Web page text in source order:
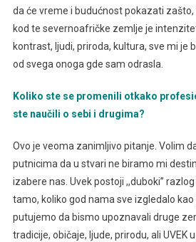
da će vreme i budućnost pokazati
kod te severnoafričke zemlje je
kontrast, ljudi, priroda, kultura, sve mi je
od svega onoga gde sam odrasla.
Koliko ste se promenili otkako
ste naučili o sebi i drugima?
Ovo je veoma zanimljivo pitanje. Volim
putnicima da u stvari ne biramo mi
izabere nas. Uvek postoji ,,duboki’’
tamo, koliko god nama sve izgledalo kao
putujemo da bismo upoznavali druge
tradicije, običaje, ljude, prirodu, ali UVEK